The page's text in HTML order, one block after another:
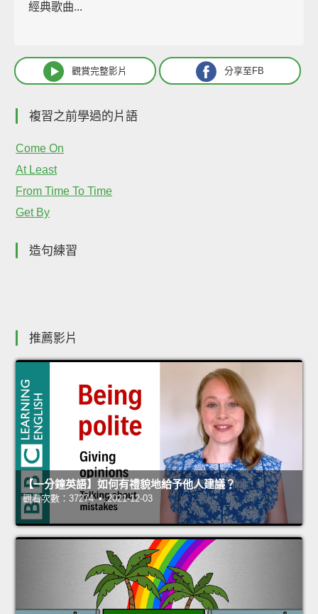
經典歌曲...
觀賞完整影片 分享至FB
複習之前學過的片語
Come On
At Least
From Time To Time
Get By
造句練習
推薦影片
【一分鐘英語】如何有禮貌地給予他人建議？
觀看次數：37274 • 2021-12-03